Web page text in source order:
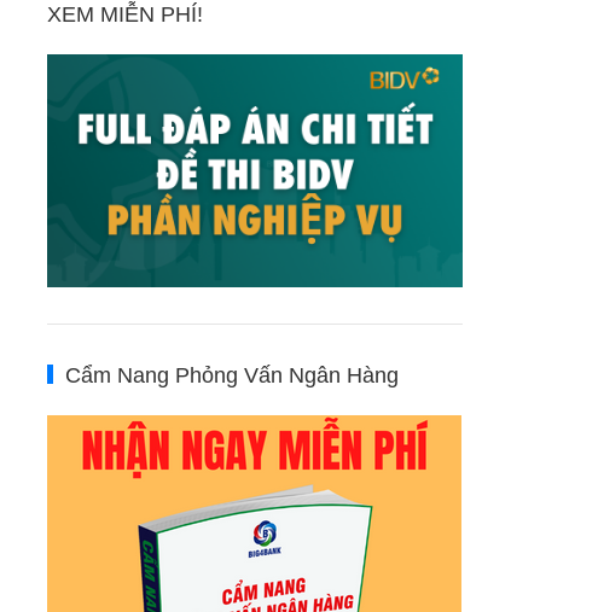
XEM MIỄN PHÍ!
Cẩm Nang Phỏng Vấn Ngân Hàng